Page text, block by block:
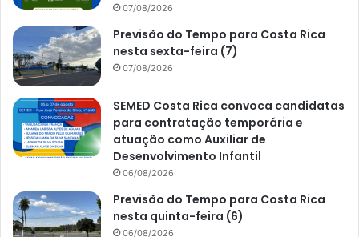
07/08/2026
Previsão do Tempo para Costa Rica
nesta sexta-feira (7)
07/08/2026
SEMED Costa Rica convoca candidatas
para contratação temporária e
atuação como Auxiliar de
Desenvolvimento Infantil
06/08/2026
Previsão do Tempo para Costa Rica
nesta quinta-feira (6)
06/08/2026